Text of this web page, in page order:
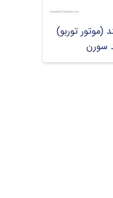
(موتور توربو)
سورن